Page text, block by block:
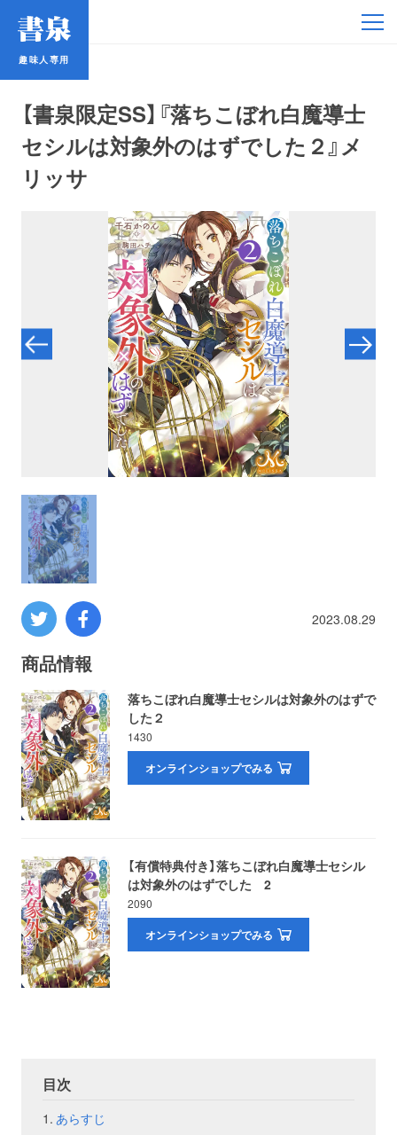
趣味人専用
【書泉限定SS】『落ちこぼれ白魔導士
セシルは対象外のはずでした２』メ
リッサ
2023.08.29
商品情報
落ちこぼれ白魔導士セシルは対象外のはずで
した２
1430
オンラインショップでみる
【有償特典付き】落ちこぼれ白魔導士セシル
は対象外のはずでした 2
2090
オンラインショップでみる
目次
あらすじ
趣味人専用
鉄道・バス
コミック・ラノベ
プロレス
コンピューター
ミリタリー
その他
イベント 特典
フェア
会社概要 プライバシーポリシー